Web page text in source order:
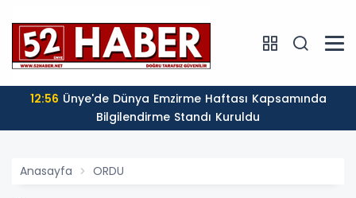
12:56
Bilgilendirme Standı Kuruldu
Anasayfa ORDU